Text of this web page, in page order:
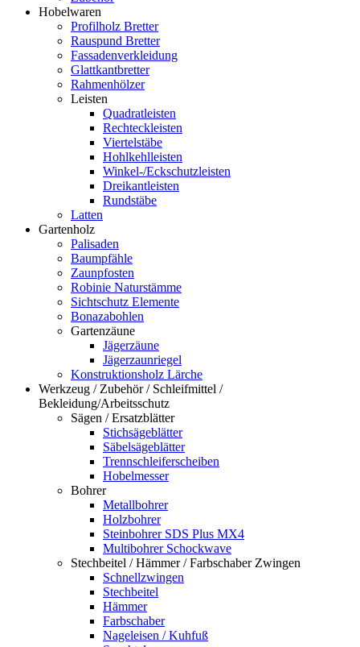
Hobelwaren
Profilholz Bretter
Rauspund Bretter
Fassadenverkleidung
Glattkantbretter
Rahmenhölzer
Leisten
Quadratleisten
Rechteckleisten
Viertelstäbe
Hohlkehlleisten
Winkel-/Eckschutzleisten
Dreikantleisten
Rundstäbe
Latten
Gartenholz
Palisaden
Baumpfähle
Zaunpfosten
Robinie Naturstämme
Sichtschutz Elemente
Bonazabohlen
Gartenzäune
Jägerzäune
Jägerzaunriegel
Konstruktionsholz Lärche
Werkzeug / Zubehör / Schleifmittel /
Bekleidung/Arbeitsschutz
Sägen / Ersatzblätter
Stichsägeblätter
Säbelsägeblätter
Trennschleiferscheiben
Hobelmesser
Bohrer
Metallbohrer
Holzbohrer
Steinbohrer SDS Plus MX4
Multibohrer Schockwave
Stechbeitel / Hämmer / Farbschaber Zwingen
Schnellzwingen
Stechbeitel
Hämmer
Farbschaber
Nageleisen / Kuhfuß